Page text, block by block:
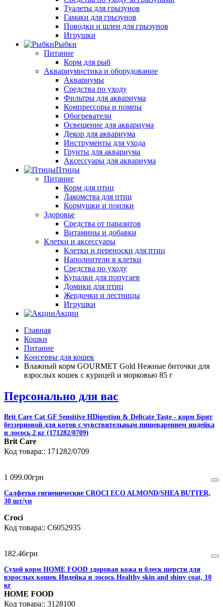
Туалеты для грызунов
Гамаки для грызунов
Поводки и шлеи для грызунов
Игрушки
Рыбки
Питание
Корм для рыб
Аквариумистика и оборудование
Аквариумы
Средства по уходу
Фильтры для аквариума
Компрессоры и помпы
Обогреватели
Освещение для аквариума
Декор для аквариума
Инструменты для ухода
Грунты для аквариума
Аксессуары для аквариума
Птицы
Питание
Корм для птиц
Лакомства для птиц
Кормушки и поилки
Здоровье
Средства от паразитов
Витамины и добавки
Клетки и аксессуары
Клетки и переноски для птиц
Наполнители в клетки
Средства по уходу
Купалки для попугаев
Домики для птиц
Жердочки и лестницы
Игрушки
Акции
Главная
Кошки
Питание
Консервы для кошек
Влажный корм GOURMET Gold Нежные биточки для
взрослых кошек с курицей и морковью 85 г
Персонально для вас
Brit Care Cat GF Sensitive HDigestion & Delicate Taste - корм Брит
беззерновой для котов с чувствительным пищеварением индейка
и лосось 2 кг (171282/0709)
Brit Care
171282/0709
1 099.00грн
Салфетки гигиенические CROCI ECO ALMOND/SHEA BUTTER,
30 шт/уп
Croci
C6052935
182.46грн
Сухой корм HOME FOOD здоровая кожа и блеск шерсти для
взрослых кошек Индейка и лосось Healthy skin and shiny coat, 10
кг
HOME FOOD
3128100